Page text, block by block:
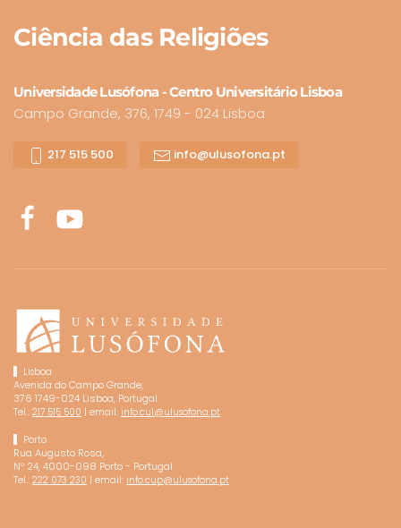
Ciência das Religiões
Universidade Lusófona - Centro Universitário Lisboa
Campo Grande, 376, 1749 - 024 Lisboa
217 515 500 info@ulusofona.pt
Lisboa
Avenida do Campo Grande,
376 1749-024 Lisboa, Portugal
Tel.: 217 515 500 | email: info.cul@ulusofona.pt
Porto
Rua Augusto Rosa,
Nº 24, 4000-098 Porto - Portugal
Tel.: 222 073 230 | email: info.cup@ulusofona.pt